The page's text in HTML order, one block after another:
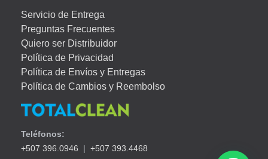
Servicio de Entrega
Preguntas Frecuentes
Quiero ser Distribuidor
Política de Privacidad
Política de Envíos y Entregas
Política de Cambios y Reembolso
Teléfonos:
+507 396.0946 |+507 393.4468